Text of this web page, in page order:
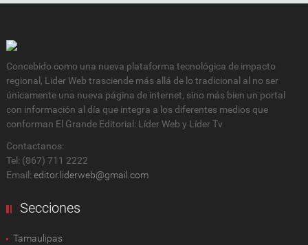
Concebido como una nueva plataforma tecnológica de impacto
regional, Lider Web trasciende más allá de lo tradicional al no ser
únicamente una nueva página de internet, sino más bien un portal
con información al día que integra a los diferentes medios que
conforman El Grande Editorial: Líder Web y Líder Tv
Contactanos:
Tel: (867) 711 2222
Email: editor.liderweb@gmail.com
Secciones
Tamaulipas